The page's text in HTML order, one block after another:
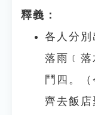
釋義：
各人分別
落雨﹝
鬥四。
齊去飯店